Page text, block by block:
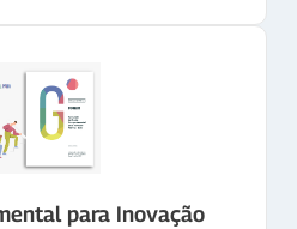
para Inovação